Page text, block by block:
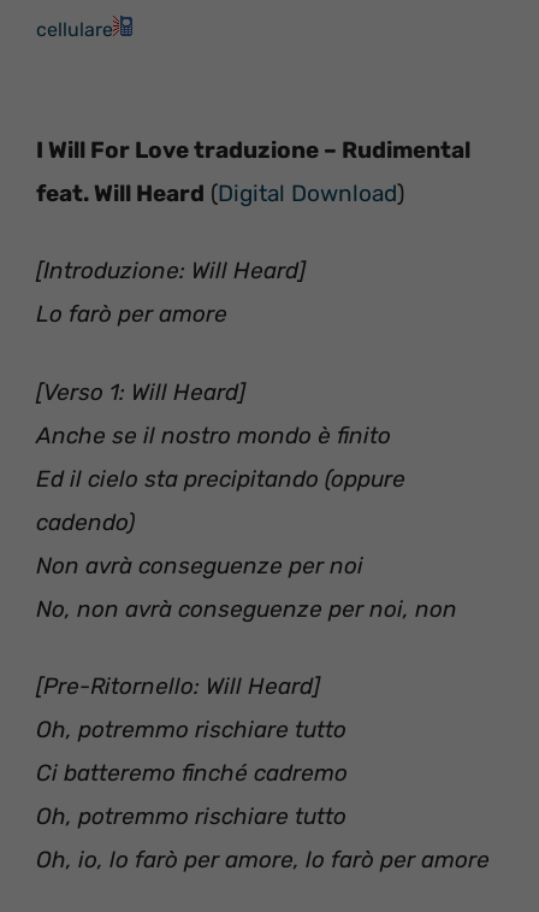
cellulare
I Will For Love traduzione – Rudimental
feat. Will Heard (Digital Download)
[Introduzione: Will Heard]
Lo farò per amore
[Verso 1: Will Heard]
Anche se il nostro mondo è finito
Ed il cielo sta precipitando (oppure
cadendo)
Non avrà conseguenze per noi
No, non avrà conseguenze per noi, non
[Pre-Ritornello: Will Heard]
Oh, potremmo rischiare tutto
Ci batteremo finché cadremo
Oh, potremmo rischiare tutto
Oh, io, lo farò per amore, lo farò per amore